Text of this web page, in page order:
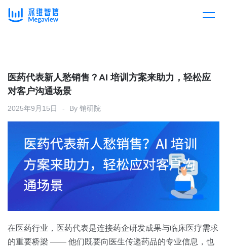
产品总览
产品集成
下载客户端
解决方案
按行业
消费医疗
教育
汽车
房地产
客户案例
开放平台
定价
资源中心
关于我们
医药代表新人愁销售？AI 培训方案来助力，轻松应
对客户沟通场景
2025年9月15日 By 销研院
在医药行业，医药代表是连接药企研发成果与临床医疗需求
的重要桥梁 —— 他们既要向医生传递药品的专业信息，也